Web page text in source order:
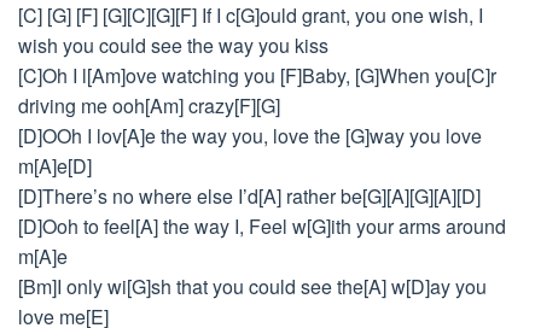
[C] [G] [F] [G][C][G][F] If I c[G]ould grant, you one wish, I
wish you could see the way you kiss
[C]Oh I l[Am]ove watching you [F]Baby, [G]When you[C]r
driving me ooh[Am] crazy[F][G]
[D]OOh I lov[A]e the way you, love the [G]way you love
m[A]e[D]
[D]There’s no where else I’d[A] rather be[G][A][G][A][D]
[D]Ooh to feel[A] the way I, Feel w[G]ith your arms around
m[A]e
[Bm]I only wi[G]sh that you could see the[A] w[D]ay you
love me[E]